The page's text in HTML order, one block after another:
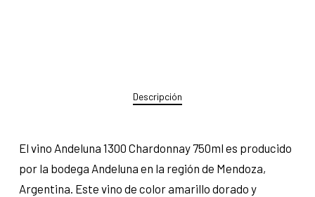
Descripción
El vino Andeluna 1300 Chardonnay 750ml es producido
por la bodega Andeluna en la región de Mendoza,
Argentina. Este vino de color amarillo dorado y